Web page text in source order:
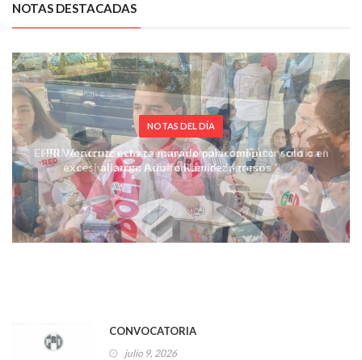
NOTAS DESTACADAS
NOTAS DEL DÍA
El PRI Veracruz está preparado para competir solo o en
alianza: Adolfo Ramírez Arana
CONVOCATORIA
julio 9, 2026